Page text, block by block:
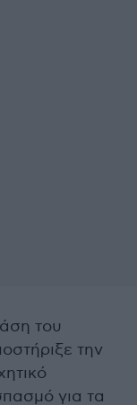
του
την
για τα